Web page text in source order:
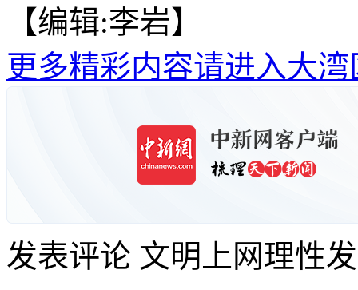
【编辑:李岩】
更多精彩内容请进入大湾
发表评论 文明上网理性